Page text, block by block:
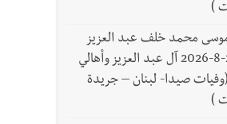
)
محمد خلف عبد العزيز
والدفن الأحد 2-8-2026 آل عبد العزيز وأهالي
(وفيات صيدا- لبنان – جريدة
)